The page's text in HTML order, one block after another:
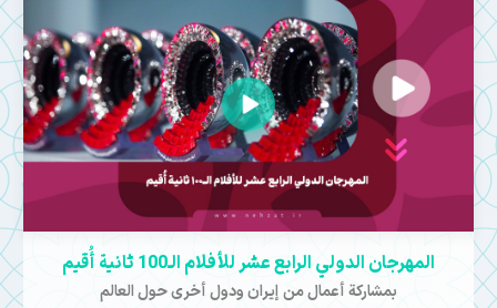
المهرجان الدولي الرابع عشر للأفلام الـ100 ثانية أُقيم
بمشاركة أعمال من إيران ودول أخرى حول العالم